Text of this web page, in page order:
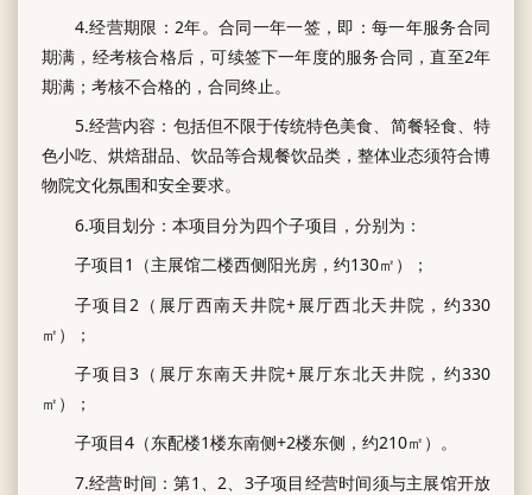
4.经营期限：2年。合同一年一签，即：每一年服务合同
期满，经考核合格后，可续签下一年度的服务合同，直至2年
期满；考核不合格的，合同终止。
5.经营内容：包括但不限于传统特色美食、简餐轻食、特
色小吃、烘焙甜品、饮品等合规餐饮品类，整体业态须符合博
物院文化氛围和安全要求。
6.项目划分：本项目分为四个子项目，分别为：
子项目1（主展馆二楼西侧阳光房，约130㎡）；
子项目2（展厅西南天井院+展厅西北天井院，约330
㎡）；
子项目3（展厅东南天井院+展厅东北天井院，约330
㎡）；
子项目4（东配楼1楼东南侧+2楼东侧，约210㎡）。
7.经营时间：第1、2、3子项目经营时间须与主展馆开放